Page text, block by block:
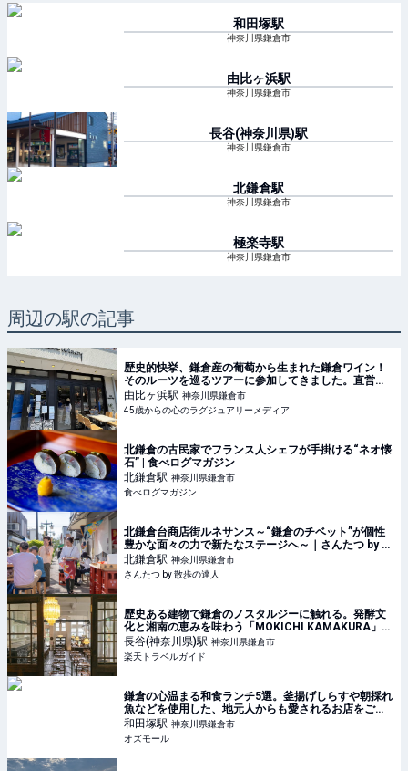
和田塚駅
神奈川県鎌倉市
由比ヶ浜駅
神奈川県鎌倉市
長谷(神奈川県)駅
神奈川県鎌倉市
北鎌倉駅
神奈川県鎌倉市
極楽寺駅
神奈川県鎌倉市
周辺の駅の記事
歴史的快挙、鎌倉産の葡萄から生まれた鎌倉ワイン！
そのルーツを巡るツアーに参加してきました。直営の
葡萄畑巡りやカフェKAMAKURA WINERYで、ワイン
に合わせて、ランチ、デザートを楽しんで来まし
由比ヶ浜駅 神奈川県鎌倉市
45歳からの心のラグジュアリーメディア
北鎌倉の古民家でフランス人シェフが手掛ける“ネオ懐
石” | 食べログマガジン
北鎌倉駅 神奈川県鎌倉市
食べログマガジン
北鎌倉台商店街ルネサンス～“鎌倉のチベット”が個性
豊かな面々の力で新たなステージへ～｜さんたつ by 散
歩の達人
北鎌倉駅 神奈川県鎌倉市
さんたつ by 散歩の達人
歴史ある建物で鎌倉のノスタルジーに触れる。発酵文
化と湘南の恵みを味わう「MOKICHI KAMAKURA」
【楽天トラベル】
長谷(神奈川県)駅 神奈川県鎌倉市
楽天トラベルガイド
鎌倉の心温まる和食ランチ5選。釜揚げしらすや朝採れ
魚などを使用した、地元人からも愛されるお店をご紹
介 - OZmall
和田塚駅 神奈川県鎌倉市
オズモール